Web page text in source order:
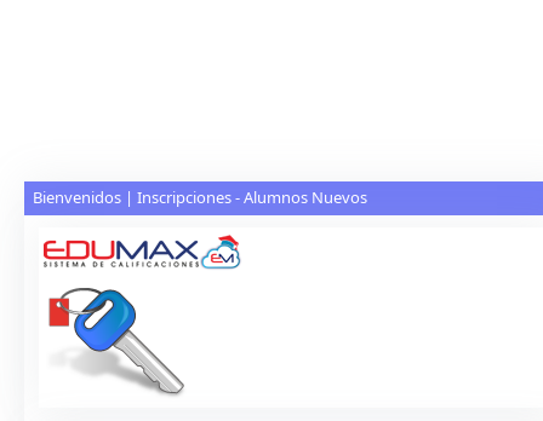
Bienvenidos | Inscripciones - Alumnos Nuevos